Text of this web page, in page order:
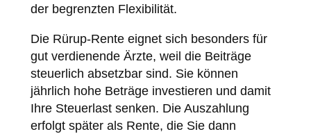
der begrenzten Flexibilität.
Die Rürup-Rente eignet sich besonders für
gut verdienende Ärzte, weil die Beiträge
steuerlich absetzbar sind. Sie können
jährlich hohe Beträge investieren und damit
Ihre Steuerlast senken. Die Auszahlung
erfolgt später als Rente, die Sie dann